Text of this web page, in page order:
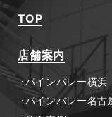
TOP
店舗案内
パインバレー横浜
パインバレー名古